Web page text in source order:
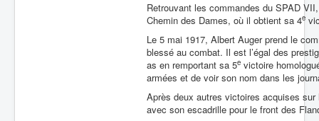
Retrouvant les commandes du SPAD
Chemin des Dames, où il obtient sa 4e
Le 5 mai 1917, Albert Auger prend le
blessé au combat. Il est l’égal des
as en remportant sa 5e victoire
armées et de voir son nom dans les
Après deux autres victoires acquises
avec son escadrille pour le front des